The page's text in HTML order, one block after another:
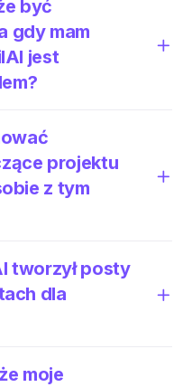
być
gdy mam
jest
projektu
z tym
tworzył posty
dla
moje